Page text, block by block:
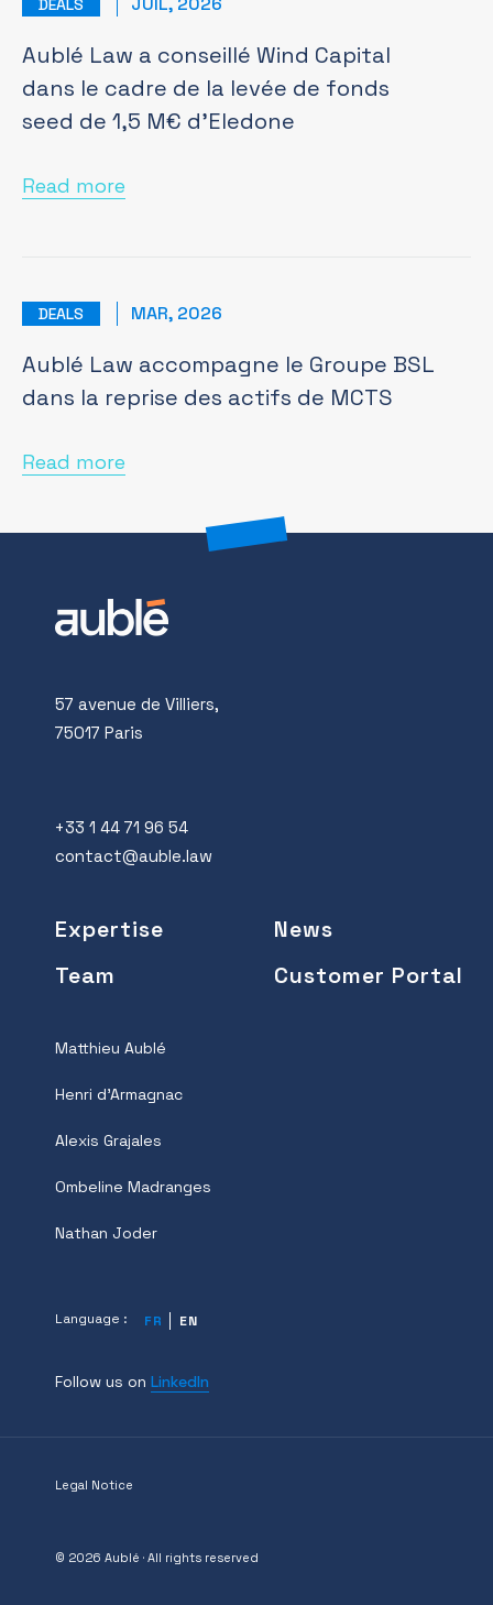
DEALS
Aublé Law a conseillé Wind Capital
dans le cadre de la levée de fonds
seed de 1,5 M€ d’Eledone
Read more
DEALS MAR, 2026
Aublé Law accompagne le Groupe BSL
dans la reprise des actifs de MCTS
Read more
57 avenue de Villiers,
75017 Paris
+33 1 44 71 96 54
contact@auble.law
Expertise
News
Team
Customer Portal
Matthieu Aublé
Henri d’Armagnac
Alexis Grajales
Ombeline Madranges
Nathan Joder
Language : FR EN
Follow us on LinkedIn
© 2026 Aublé · All rights reserved
Legal Notice